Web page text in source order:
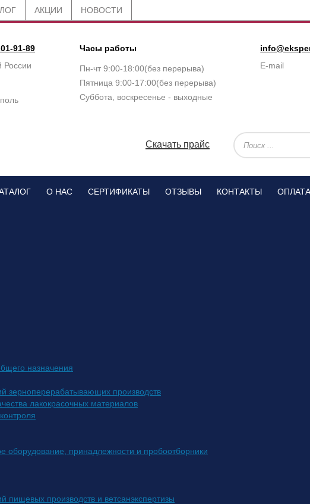
АКЦИИ НОВОСТИ
91-89
России
Часы работы
Пн-чт 9:00-18:00(без перерыва)
Пятница 9:00-17:00(без перерыва)
Суббота, воскресенье - выходные
E-mail
Скачать прайс
О НАС СЕРТИФИКАТЫ ОТЗЫВЫ КОНТАКТЫ
назначения
зерноперерабатывающих производств
лакокрасочных материалов
оборудование, принадлежности и пробоотборники
пищевых производств и ветсанэкспертизы